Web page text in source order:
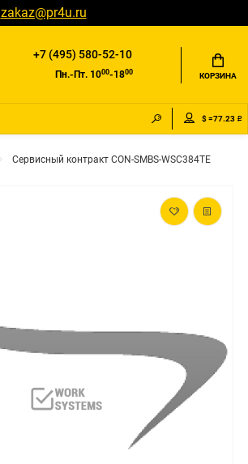
zakaz@pr4u.ru
+7 (495) 580-52-10
Пн.-Пт. 1000-1800 КОРЗИНА
$ =77.23 ₽
Сервисный контракт CON-SMBS-WSC384TE